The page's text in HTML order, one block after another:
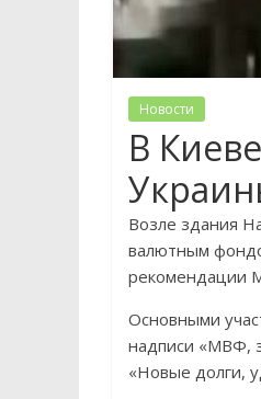
Новости
В
Возле здания
валютным
рекомендации
Основными
надписи «МВФ,
«Новые долги,